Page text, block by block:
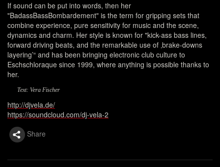
If sound can be put into words, then her
"BadassBassBombardement" is the term for gripping sets that
combine experience, pure sensitivity for music and the scene,
dynamics and charm. Her style is known for "kick-ass bass lines,
forward driving beats, and the remarkable use of ‚brake-downs
layering’“ and has been bringing electronic club culture to
Eschschloraque since 1999, where anything is possible thanks to
her.
Text: Vera Fischer
http://djvela.de/
https://soundcloud.com/dj-vela-2
Share